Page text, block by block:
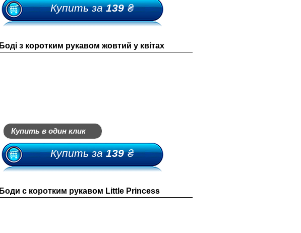
Купить за139₴
Боді з коротким рукавом жовтий у квітах
Купить за139₴
Купить в один клик
Боди с коротким рукавом Little Princess